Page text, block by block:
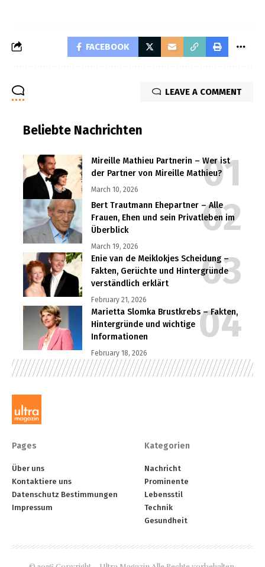
FACEBOOK
LEAVE A COMMENT
Beliebte Nachrichten
Mireille Mathieu Partnerin – Wer ist
der Partner von Mireille Mathieu?
March 10, 2026
Bert Trautmann Ehepartner – Alle
Frauen, Ehen und sein Privatleben im
Überblick
March 19, 2026
Enie van de Meiklokjes Scheidung –
Fakten, Gerüchte und Hintergründe
verständlich erklärt
February 21, 2026
Marietta Slomka Brustkrebs – Fakten,
Hintergründe und wichtige
Informationen
February 18, 2026
Pages
Über uns
Kontaktiere uns
Datenschutz Bestimmungen
Impressum
Kategorien
Nachricht
Prominente
Lebensstil
Technik
Gesundheit